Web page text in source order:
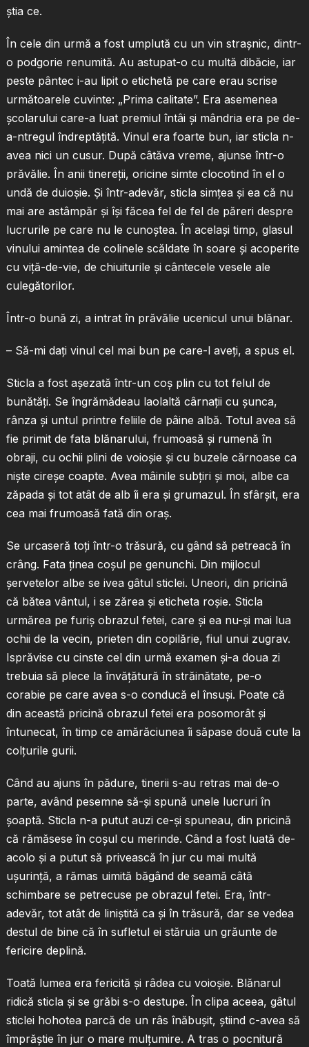
ştia ce.
În cele din urmă a fost umplută cu un vin straşnic, dintr-
o podgorie renumită. Au astupat-o cu multă dibăcie, iar
peste pântec i-au lipit o etichetă pe care erau scrise
următoarele cuvinte: „Prima calitate”. Era asemenea
şcolarului care-a luat premiul întâi şi mândria era pe de-
a-ntregul îndreptăţită. Vinul era foarte bun, iar sticla n-
avea nici un cusur. După câtăva vreme, ajunse într-o
prăvălie. În anii tinereţii, oricine simte clocotind în el o
undă de duioşie. Şi într-adevăr, sticla simţea şi ea că nu
mai are astâmpăr şi îşi făcea fel de fel de păreri despre
lucrurile pe care nu le cunoştea. În acelaşi timp, glasul
vinului amintea de colinele scăldate în soare şi acoperite
cu viţă-de-vie, de chiuiturile şi cântecele vesele ale
culegătorilor.
Într-o bună zi, a intrat în prăvălie ucenicul unui blănar.
– Să-mi daţi vinul cel mai bun pe care-l aveţi, a spus el.
Sticla a fost aşezată într-un coş plin cu tot felul de
bunătăţi. Se îngrămădeau laolaltă cârnaţii cu şunca,
rânza şi untul printre feliile de pâine albă. Totul avea să
fie primit de fata blănarului, frumoasă şi rumenă în
obraji, cu ochii plini de voioşie şi cu buzele cărnoase ca
nişte cireşe coapte. Avea mâinile subţiri şi moi, albe ca
zăpada şi tot atât de alb îi era şi grumazul. În sfârşit, era
cea mai frumoasă fată din oraş.
Se urcaseră toţi într-o trăsură, cu gând să petreacă în
crâng. Fata ţinea coşul pe genunchi. Din mijlocul
şervetelor albe se ivea gâtul sticlei. Uneori, din pricină
că bătea vântul, i se zărea şi eticheta roşie. Sticla
urmărea pe furiş obrazul fetei, care şi ea nu-şi mai lua
ochii de la vecin, prieten din copilărie, fiul unui zugrav.
Isprăvise cu cinste cel din urmă examen şi-a doua zi
trebuia să plece la învăţătură în străinătate, pe-o
corabie pe care avea s-o conducă el însuşi. Poate că
din această pricină obrazul fetei era posomorât şi
întunecat, în timp ce amărăciunea îi săpase două cute la
colţurile gurii.
Când au ajuns în pădure, tinerii s-au retras mai de-o
parte, având pesemne să-şi spună unele lucruri în
şoaptă. Sticla n-a putut auzi ce-şi spuneau, din pricină
că rămăsese în coşul cu merinde. Când a fost luată de-
acolo şi a putut să privească în jur cu mai multă
uşurinţă, a rămas uimită băgând de seamă câtă
schimbare se petrecuse pe obrazul fetei. Era, într-
adevăr, tot atât de liniştită ca şi în trăsură, dar se vedea
destul de bine că în sufletul ei stăruia un grăunte de
fericire deplină.
Toată lumea era fericită şi râdea cu voioşie. Blănarul
ridică sticla şi se grăbi s-o destupe. În clipa aceea, gâtul
sticlei hohotea parcă de un râs înăbuşit, ştiind c-avea să
împrăştie în jur o mare mulţumire. A tras o pocnitură